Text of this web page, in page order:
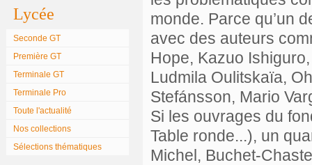
Lycée
Seconde GT
Première GT
Terminale GT
Terminale Pro
Toute l'actualité
Nos collections
Sélections thématiques
monde. Parce qu’un
avec des auteurs
Hope, Kazuo
Ludmila Oulitskaïa,
Stefánsson, Mario
Si les ouvrages du
Table ronde...), un
Michel, Buchet-